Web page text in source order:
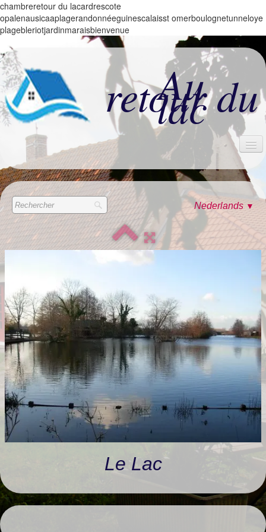
chambreretour du lacardrescote
opalenausicaaplagerandonnéeguinescalaisst omerboulognetunneloye
plagebleriotjardinmaraisbienvenue
Au
retour du
lac
ACCUEIL
LES CHAMBRES
ALBUM
CONTACT & TARIFS
LIVRE D'OR
Nederlands ▼
Le Lac